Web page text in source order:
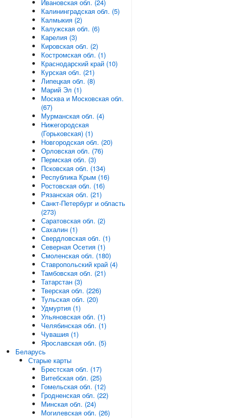
Ивановская обл. (24)
Калининградская обл. (5)
Калмыкия (2)
Калужская обл. (6)
Карелия (3)
Кировская обл. (2)
Костромская обл. (1)
Краснодарский край (10)
Курская обл. (21)
Липецкая обл. (8)
Марий Эл (1)
Москва и Московская обл.
(67)
Мурманская обл. (4)
Нижегородская
(Горьковская) (1)
Новгородская обл. (20)
Орловская обл. (76)
Пермская обл. (3)
Псковская обл. (134)
Республика Крым (16)
Ростовская обл. (16)
Рязанская обл. (21)
Санкт-Петербург и область
(273)
Саратовская обл. (2)
Сахалин (1)
Свердловская обл. (1)
Северная Осетия (1)
Смоленская обл. (180)
Ставропольский край (4)
Тамбовская обл. (21)
Татарстан (3)
Тверская обл. (226)
Тульская обл. (20)
Удмуртия (1)
Ульяновская обл. (1)
Челябинская обл. (1)
Чувашия (1)
Ярославская обл. (5)
Беларусь
Старые карты
Брестская обл. (17)
Витебская обл. (25)
Гомельская обл. (12)
Гродненская обл. (22)
Минская обл. (24)
Могилевская обл. (26)